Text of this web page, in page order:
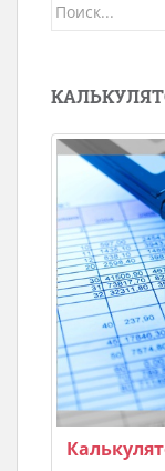
Поиск